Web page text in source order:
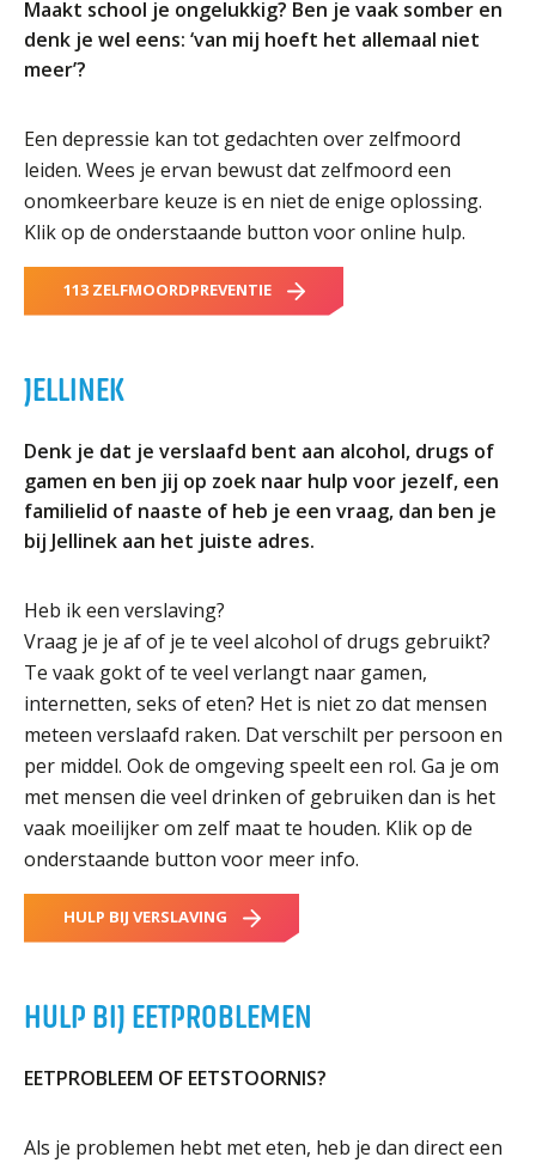
Maakt school je ongelukkig? Ben je vaak somber en
denk je wel eens: ‘van mij hoeft het allemaal niet
meer’?
Een depressie kan tot gedachten over zelfmoord
leiden. Wees je ervan bewust dat zelfmoord een
onomkeerbare keuze is en niet de enige oplossing.
Klik op de onderstaande button voor online hulp.
113 ZELFMOORDPREVENTIE
JELLINEK
Denk je dat je verslaafd bent aan alcohol, drugs of
gamen en ben jij op zoek naar hulp voor jezelf, een
familielid of naaste of heb je een vraag, dan ben je
bij Jellinek aan het juiste adres.
Heb ik een verslaving?
Vraag je je af of je te veel alcohol of drugs gebruikt?
Te vaak gokt of te veel verlangt naar gamen,
internetten, seks of eten? Het is niet zo dat mensen
meteen verslaafd raken. Dat verschilt per persoon en
per middel. Ook de omgeving speelt een rol. Ga je om
met mensen die veel drinken of gebruiken dan is het
vaak moeilijker om zelf maat te houden. Klik op de
onderstaande button voor meer info.
HULP BIJ VERSLAVING
HULP BIJ EETPROBLEMEN
EETPROBLEEM OF EETSTOORNIS?
Als je problemen hebt met eten, heb je dan direct een